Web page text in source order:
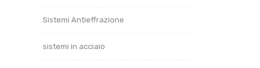
Sistemi Antieffrazione
sistemi in acciaio